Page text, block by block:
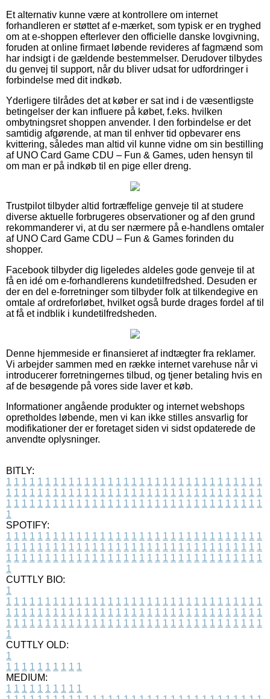
Et alternativ kunne være at kontrollere om internet
forhandleren er støttet af e-mærket, som typisk er en tryghed
om at e-shoppen efterlever den officielle danske lovgivning,
foruden at online firmaet løbende revideres af fagmænd som
har indsigt i de gældende bestemmelser. Derudover tilbydes
du genvej til support, når du bliver udsat for udfordringer i
forbindelse med dit indkøb.
Yderligere tilrådes det at køber er sat ind i de væsentligste
betingelser der kan influere på købet, f.eks. hvilken
ombytningsret shoppen anvender. I den forbindelse er det
samtidig afgørende, at man til enhver tid opbevarer ens
kvittering, således man altid vil kunne vidne om sin bestilling
af UNO Card Game CDU – Fun & Games, uden hensyn til
om man er på indkøb til en pige eller dreng.
Trustpilot tilbyder altid fortræffelige genveje til at studere
diverse aktuelle forbrugeres observationer og af den grund
rekommanderer vi, at du ser nærmere på e-handlens omtaler
af UNO Card Game CDU – Fun & Games forinden du
shopper.
Facebook tilbyder dig ligeledes aldeles gode genveje til at
få en idé om e-forhandlerens kundetilfredshed. Desuden er
der en del e-forretninger som tilbyder folk at tilkendegive en
omtale af ordreforløbet, hvilket også burde drages fordel af til
at få et indblik i kundetilfredsheden.
Denne hjemmeside er finansieret af indtægter fra reklamer.
Vi arbejder sammen med en række internet varehuse når vi
introducerer forretningernes tilbud, og tjener betaling hvis en
af de besøgende på vores side laver et køb.
Informationer angående produkter og internet webshops
opretholdes løbende, men vi kan ikke stilles ansvarlig for
modifikationer der er foretaget siden vi sidst opdaterede de
anvendte oplysninger.
BITLY:
1 1 1 1 1 1 1 1 1 1 1 1 1 1 1 1 1 1 1 1 1 1 1 1 1 1 1 1 1 1 1 1 1
1 1 1 1 1 1 1 1 1 1 1 1 1 1 1 1 1 1 1 1 1 1 1 1 1 1 1 1 1 1 1 1 1
1 1 1 1 1 1 1 1 1 1 1 1 1 1 1 1 1 1 1 1 1 1 1 1 1 1 1 1 1 1 1 1 1
1
SPOTIFY:
1 1 1 1 1 1 1 1 1 1 1 1 1 1 1 1 1 1 1 1 1 1 1 1 1 1 1 1 1 1 1 1 1
1 1 1 1 1 1 1 1 1 1 1 1 1 1 1 1 1 1 1 1 1 1 1 1 1 1 1 1 1 1 1 1 1
1 1 1 1 1 1 1 1 1 1 1 1 1 1 1 1 1 1 1 1 1 1 1 1 1 1 1 1 1 1 1 1 1
1
CUTTLY BIO:
1
1 1 1 1 1 1 1 1 1 1 1 1 1 1 1 1 1 1 1 1 1 1 1 1 1 1 1 1 1 1 1 1 1
1 1 1 1 1 1 1 1 1 1 1 1 1 1 1 1 1 1 1 1 1 1 1 1 1 1 1 1 1 1 1 1 1
1 1 1 1 1 1 1 1 1 1 1 1 1 1 1 1 1 1 1 1 1 1 1 1 1 1 1 1 1 1 1 1 1
1
CUTTLY OLD:
1
1 1 1 1 1 1 1 1 1 1
MEDIUM:
1 1 1 1 1 1 1 1 1 1